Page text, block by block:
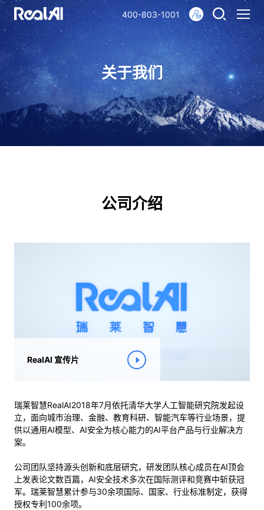
400-803-1001
关于我们
公司介绍
瑞莱智慧RealAI2018年7月依托清华大学人工智能研究院发起设
立，面向城市治理、金融、教育科研、智能汽车等行业场景，提
供以通用AI模型、AI安全为核心能力的AI平台产品与行业解决方
案。
公司团队坚持源头创新和底层研究，研发团队核心成员在AI顶会
上发表论文数百篇，AI安全技术多次在国际测评和竞赛中斩获冠
军。瑞莱智慧累计参与30余项国际、国家、行业标准制定，获得
授权专利100余项。
RealAI 宣传片